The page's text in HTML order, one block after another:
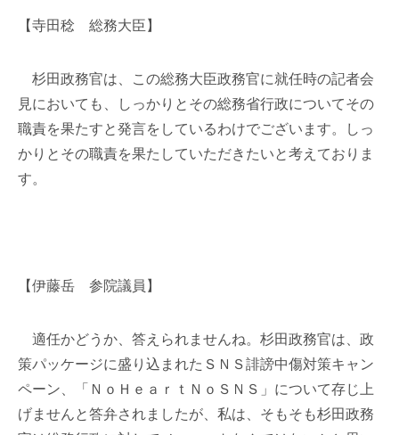
【寺田稔 総務大臣】
杉田政務官は、この総務大臣政務官に就任時の記者会
見においても、しっかりとその総務省行政についてその
職責を果たすと発言をしているわけでございます。しっ
かりとその職責を果たしていただきたいと考えておりま
す。
【伊藤岳 参院議員】
適任かどうか、答えられませんね。杉田政務官は、政
策パッケージに盛り込まれたＳＮＳ誹謗中傷対策キャン
ペーン、「ＮｏＨｅａｒｔＮｏＳＮＳ」について存じ上
げませんと答弁されましたが、私は、そもそも杉田政務